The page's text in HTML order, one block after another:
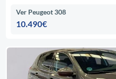
Ver Peugeot 308
10.490€